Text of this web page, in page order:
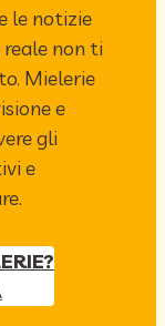
le notizie
non ti
Mielerie
e
gli
e